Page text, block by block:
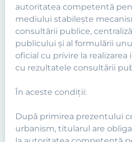
autoritatea competentă
mediului stabileşte
consultării publice,
publicului şi al formulării
oficial cu privire la
cu rezultatele consultării
În aceste condiţii:
După primirea prezentului
urbanism, titularul are